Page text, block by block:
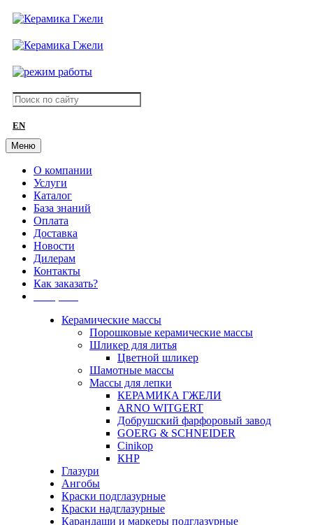
EN
Меню
О компании
Услуги
Каталог
База знаний
Оплата
Доставка
Новости
Дилерам
Контакты
Как заказать?
Керамические массы
Порошковые керамические массы
Шликер для литья
Цветной шликер
Шамотные массы
Массы для лепки
КЕРАМИКА ГЖЕЛИ
ARNO WITGERT
Добрушский фарфоровый завод
GOERG & SCHNEIDER
Cinikop
КНР
Глазури
Ангобы
Краски подглазурные
Краски надглазурные
Карандаши и маркеры подглазурные